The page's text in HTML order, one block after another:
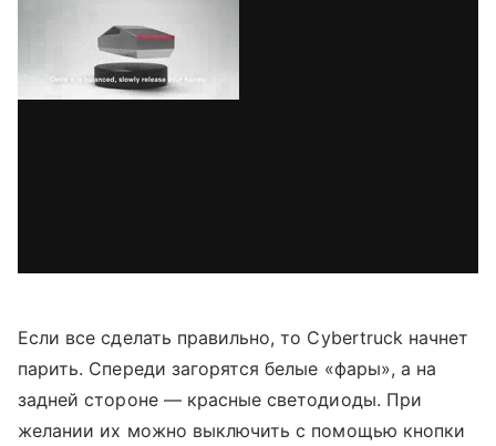
Если все сделать правильно, то Cybertruck начнет
парить. Спереди загорятся белые «фары», а на
задней стороне — красные светодиоды. При
желании их можно выключить с помощью кнопки